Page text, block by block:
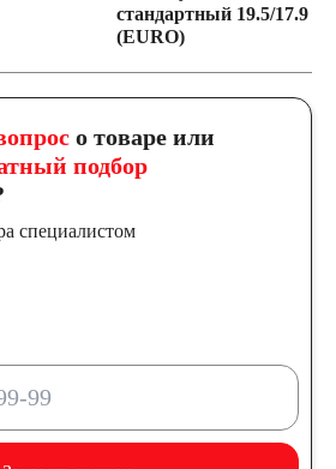
стандартный 19.5/17.9
(EURO)
о товаре или
подбор
специалистом